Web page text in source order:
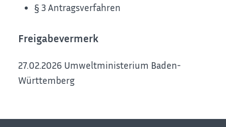
§ 3 Antragsverfahren
Freigabevermerk
27.02.2026 Umweltministerium Baden-
Württemberg